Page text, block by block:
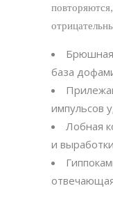
Брюшная
база
импульсов
Лобная
и